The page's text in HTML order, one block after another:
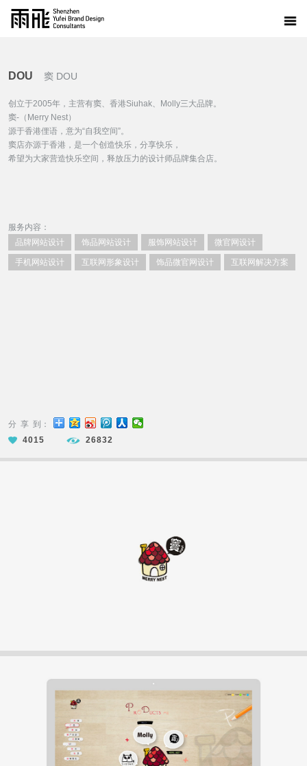
DOU 窦 DOU
创立于2005年，主营有窦、香港Siuhak、Molly三大品牌。
窦-（Merry Nest）
源于香港俚语，意为“自我空间”。
窦店亦源于香港，是一个创造快乐，分享快乐，
希望为大家营造快乐空间，释放压力的设计师品牌集合店。
服务内容：
品牌网站设计
饰品网站设计 服饰网站设计 微官网设计
手机网站设计 互联网形象设计 饰品微官网设计 互联网解决方案
分 享 到：
4015
26832